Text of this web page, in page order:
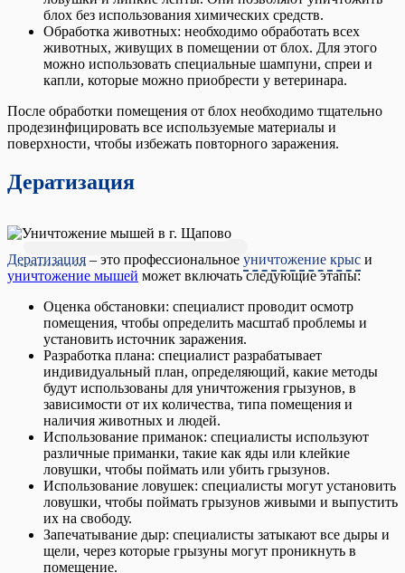
блох без использования химических средств.
Обработка животных: необходимо обработать всех
животных, живущих в помещении от блох. Для этого
можно использовать специальные шампуни, спреи и
капли, которые можно приобрести у ветеринара.
После обработки помещения от блох необходимо тщательно
продезинфицировать все используемые материалы и
поверхности, чтобы избежать повторного заражения.
Дератизация
Дератизация – это профессиональное уничтожение крыс и
уничтожение мышей может включать следующие этапы:
Оценка обстановки: специалист проводит осмотр
помещения, чтобы определить масштаб проблемы и
установить источник заражения.
Разработка плана: специалист разрабатывает
индивидуальный план, определяющий, какие методы
будут использованы для уничтожения грызунов, в
зависимости от их количества, типа помещения и
наличия животных и людей.
Использование приманок: специалисты используют
различные приманки, такие как яды или клейкие
ловушки, чтобы поймать или убить грызунов.
Использование ловушек: специалисты могут установить
ловушки, чтобы поймать грызунов живыми и выпустить
их на свободу.
Запечатывание дыр: специалисты затыкают все дыры и
щели, через которые грызуны могут проникнуть в
помещение.